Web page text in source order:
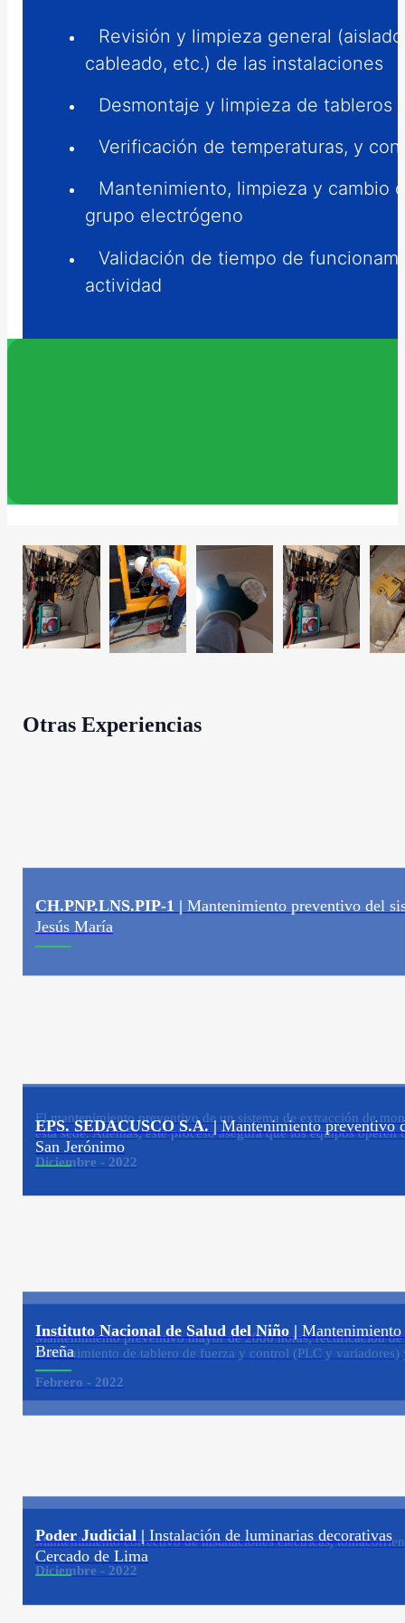
Revisión y limpieza general
cableado, etc.) de las instalaciones
Desmontaje y limpieza de tableros
Verificación de temperaturas, y
Mantenimiento, limpieza y cambio
grupo electrógeno
Validación de tiempo de
actividad
Otras Experiencias
CH.PNP.LNS.PIP-1 | Mantenimiento preventivo del
Jesús María
El mantenimiento preventivo de un sistema de extracción de
esta sede. Además, este proceso asegura que los equipos
Diciembre - 2022
EPS. SEDACUSCO S.A. |Mantenimiento preventivo
San Jerónimo
Mantenimiento preventivo mayor de 2000 horas, rectificación
mantenimiento de tablero de fuerza y control (PLC y variadores)
Febrero - 2022
Instituto Nacional de Salud del Niño | Mantenimiento
Breña
Mantenimiento correctivo de instalaciones eléctricas,
Diciembre - 2022
Poder Judicial | Instalación de luminarias decorativas
Cercado de Lima